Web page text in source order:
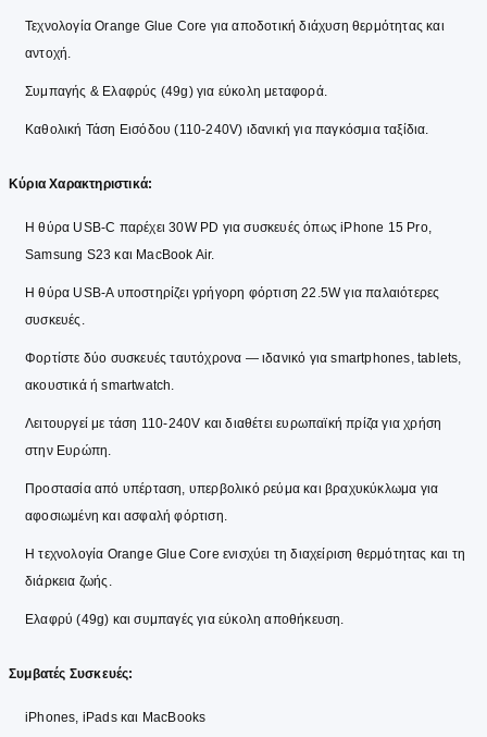
Τεχνολογία Orange Glue Core για αποδοτική διάχυση θερμότητας και
αντοχή.
Συμπαγής & Ελαφρύς (49g) για εύκολη μεταφορά.
Καθολική Τάση Εισόδου (110-240V) ιδανική για παγκόσμια ταξίδια.
Κύρια Χαρακτηριστικά:
Η θύρα USB-C παρέχει 30W PD για συσκευές όπως iPhone 15 Pro,
Samsung S23 και MacBook Air.
Η θύρα USB-A υποστηρίζει γρήγορη φόρτιση 22.5W για παλαιότερες
συσκευές.
Φορτίστε δύο συσκευές ταυτόχρονα — ιδανικό για smartphones, tablets,
ακουστικά ή smartwatch.
Λειτουργεί με τάση 110-240V και διαθέτει ευρωπαϊκή πρίζα για χρήση
στην Ευρώπη.
Προστασία από υπέρταση, υπερβολικό ρεύμα και βραχυκύκλωμα για
αφοσιωμένη και ασφαλή φόρτιση.
Η τεχνολογία Orange Glue Core ενισχύει τη διαχείριση θερμότητας και τη
διάρκεια ζωής.
Ελαφρύ (49g) και συμπαγές για εύκολη αποθήκευση.
Συμβατές Συσκευές:
iPhones, iPads και MacBooks